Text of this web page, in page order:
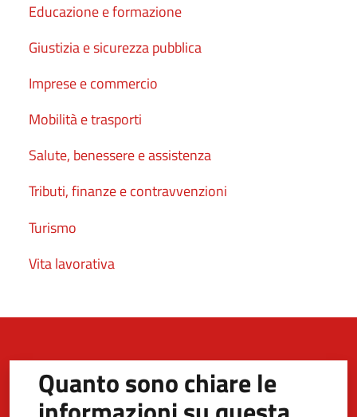
Educazione e formazione
Giustizia e sicurezza pubblica
Imprese e commercio
Mobilità e trasporti
Salute, benessere e assistenza
Tributi, finanze e contravvenzioni
Turismo
Vita lavorativa
Quanto sono chiare le